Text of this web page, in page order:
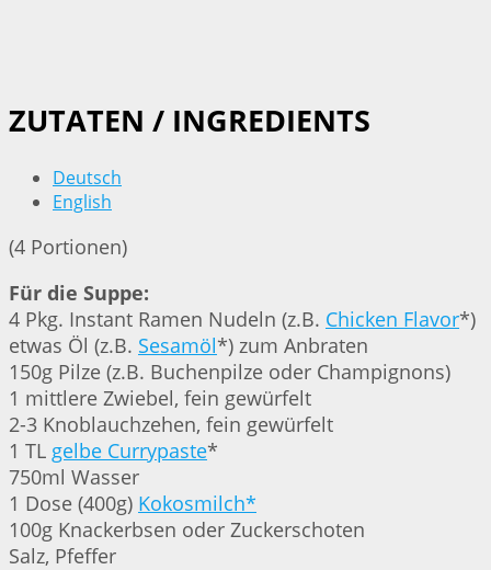
ZUTATEN / INGREDIENTS
Deutsch
English
(4 Portionen)
Für die Suppe:
4 Pkg. Instant Ramen Nudeln (z.B. Chicken Flavor*)
etwas Öl (z.B. Sesamöl*) zum Anbraten
150g Pilze (z.B. Buchenpilze oder Champignons)
1 mittlere Zwiebel, fein gewürfelt
2-3 Knoblauchzehen, fein gewürfelt
1 TL gelbe Currypaste*
750ml Wasser
1 Dose (400g) Kokosmilch*
100g Knackerbsen oder Zuckerschoten
Salz, Pfeffer